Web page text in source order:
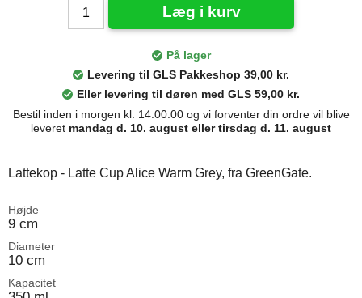
Læg i kurv
På lager
Levering til GLS Pakkeshop 39,00 kr.
Eller levering til døren med GLS 59,00 kr.
Bestil inden i morgen kl. 14:00:00 og vi forventer din ordre vil blive
leveret mandag d. 10. august eller tirsdag d. 11. august
Lattekop - Latte Cup Alice Warm Grey, fra GreenGate.
Højde
9 cm
Diameter
10 cm
Kapacitet